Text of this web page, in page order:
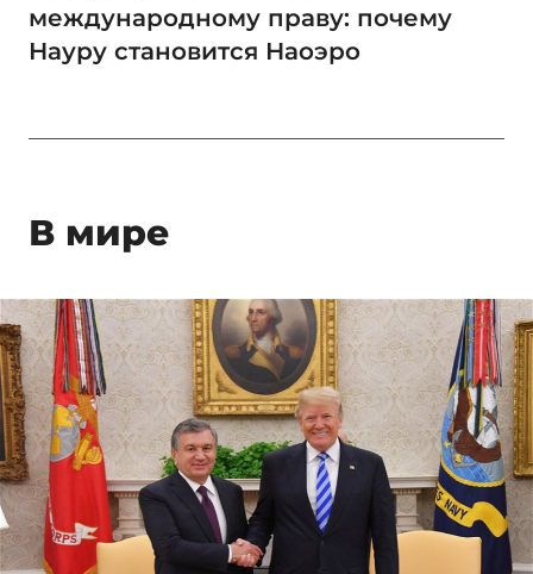
международному праву: почему
Науру становится Наоэро
В мире